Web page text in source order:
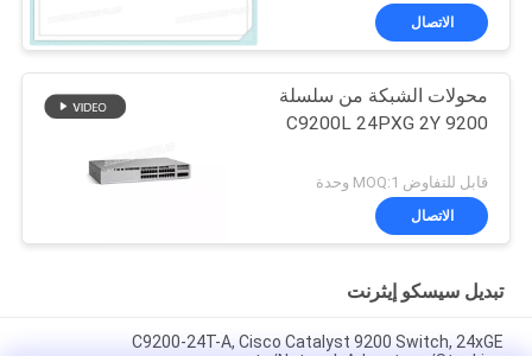
الاتصال
محولات الشبكة من سلسلة
C9200L 24PXG 2Y 9200
قابل للتفاوض MOQ:1 وحدة
الاتصال
تبديل سيسكو إيثرنت
C9200-24T-A, Cisco Catalyst 9200 Switch, 24xGE